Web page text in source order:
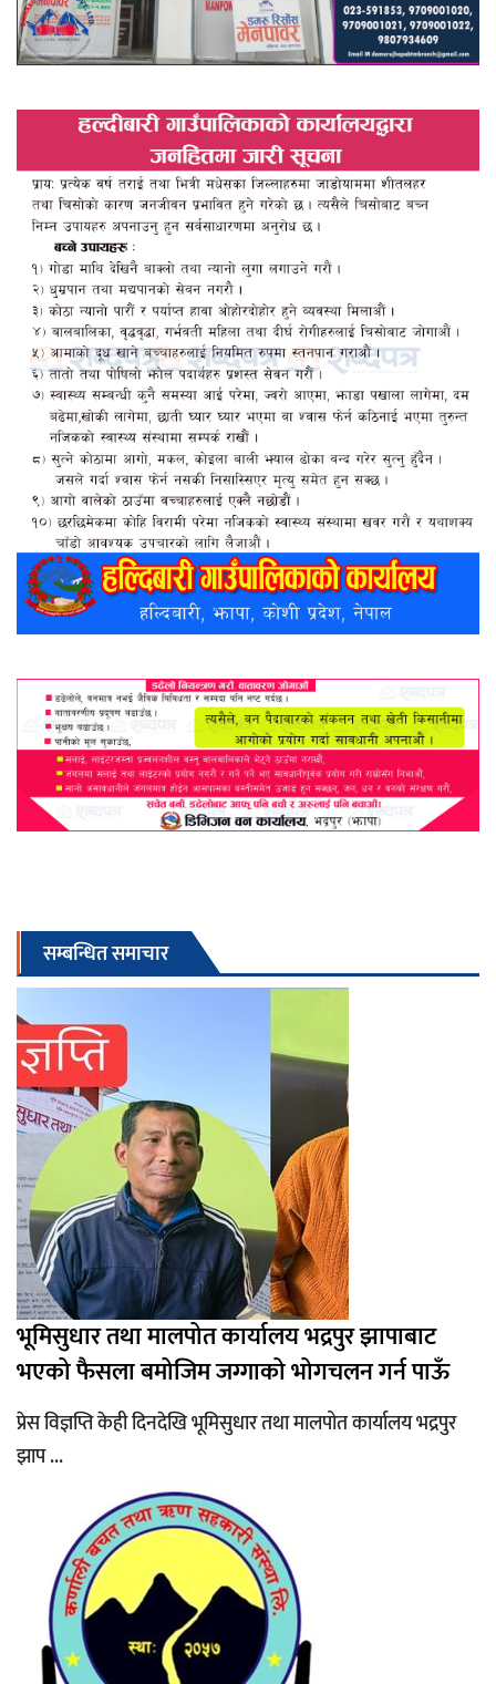
सम्बन्धित समाचार
भूमिसुधार तथा मालपोत कार्यालय भद्रपुर झापाबाट
भएको फैसला बमोजिम जग्गाको भोगचलन गर्न पाऊँ
प्रेस विज्ञप्ति केही दिनदेखि भूमिसुधार तथा मालपोत कार्यालय भद्रपुर
झाप ...